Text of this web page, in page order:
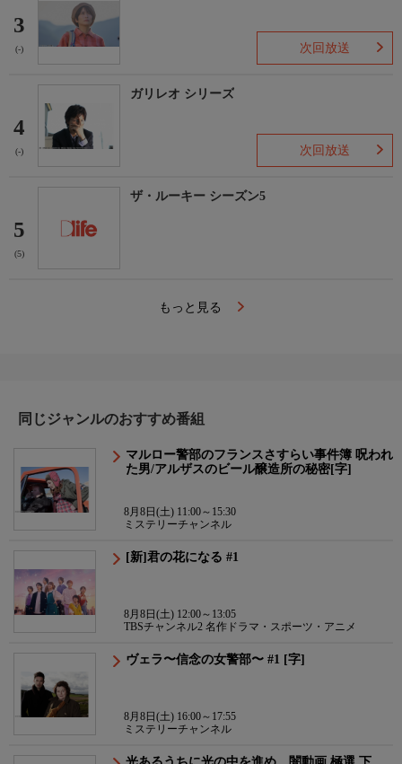
3
(-) 次回放送
4
(-)
ガリレオ シリーズ
次回放送
5
(5)
ザ・ルーキー シーズン5
もっと見る
同じジャンルのおすすめ番組
マルロー警部のフランスさすらい事件簿 呪われ
た男/アルザスのビール醸造所の秘密[字]
8月8日(土) 11:00～15:30
ミステリーチャンネル
[新]君の花になる #1
8月8日(土) 12:00～13:05
TBSチャンネル2 名作ドラマ・スポーツ・アニメ
ヴェラ〜信念の女警部〜 #1 [字]
8月8日(土) 16:00～17:55
ミステリーチャンネル